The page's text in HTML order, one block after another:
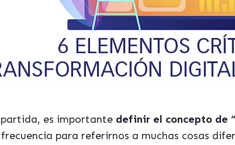
es importante definir el concepto de “
para referirnos a muchas cosas